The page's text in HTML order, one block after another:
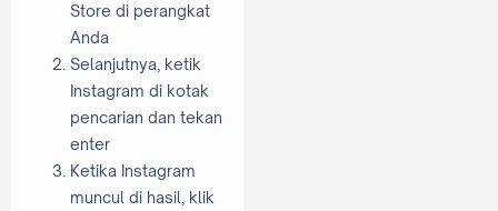
Store di perangkat
Anda
Selanjutnya, ketik
Instagram di kotak
pencarian dan tekan
enter
Ketika Instagram
muncul di hasil, klik